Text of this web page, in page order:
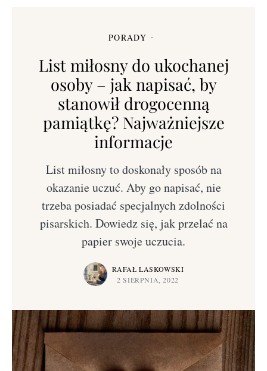
PORADY
List miłosny do ukochanej
osoby – jak napisać, by
stanowił drogocenną
pamiątkę? Najważniejsze
informacje
List miłosny to doskonały sposób na
okazanie uczuć. Aby go napisać, nie
trzeba posiadać specjalnych zdolności
pisarskich. Dowiedz się, jak przelać na
papier swoje uczucia.
RAFAŁ LASKOWSKI
2 SIERPNIA, 2022